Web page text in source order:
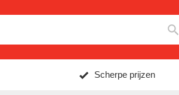
Scherpe prijzen